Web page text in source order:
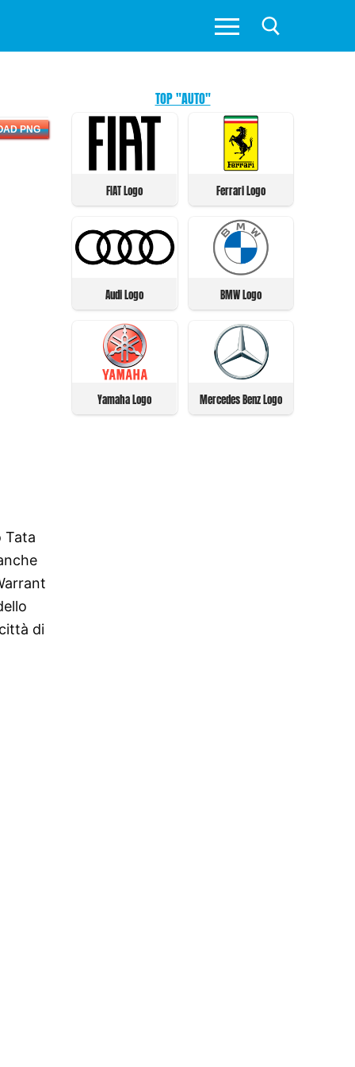
PNG
Tata
di
TOP "AUTO"
FIAT Logo Ferrari Logo
Audi Logo BMW Logo
Yamaha Logo Mercedes Benz Logo